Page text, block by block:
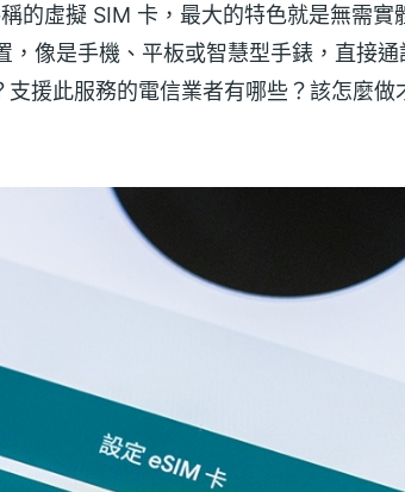
的虛擬 SIM 卡，最大的特色就是無需實
，像是手機、平板或智慧型手錶，直接
援此服務的電信業者有哪些？該怎麼做